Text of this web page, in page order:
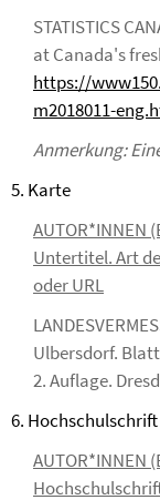
STATISTICS
at Canada's
https://
m2018011-
Anmerkung:
5. Karte
AUTOR*INNEN
Untertitel. Art
oder URL
Ulbersdorf.
2. Auflage.
6. Hochschulschrift
AUTOR*INNEN